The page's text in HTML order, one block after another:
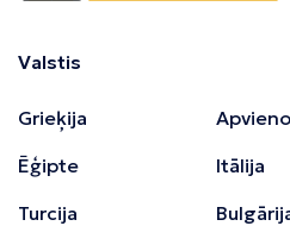
Valstis
Grieķija
Ēģipte
Turcija
Itālija